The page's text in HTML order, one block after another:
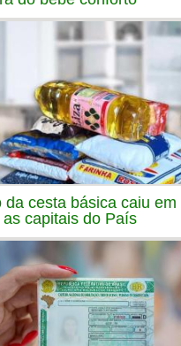
da cesta básica caiu em
capitais do País